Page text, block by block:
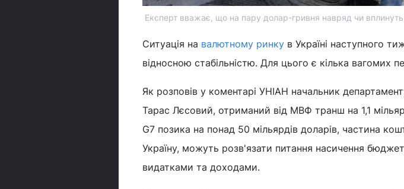
Експерт вважає, що на пару долар-гривня навряд чи
Ситуація на валютному ринку в Україні наступного
відносною стабільністю. Для цього є кілька вагомих
Як розповів у коментарі УНІАН начальник
Тарас Лєсовий, отриманий від МВФ транш на 1,1
G7 позика на понад 50 мільярдів доларів, частина
Україну, можуть розв'язати питання насичення
видатками та доходами.